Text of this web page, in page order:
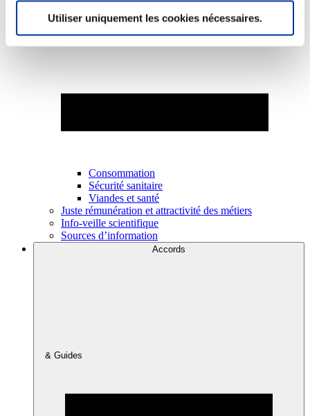
Utiliser uniquement les cookies nécessaires.
Consommation
Sécurité sanitaire
Viandes et santé
Juste rémunération et attractivité des métiers
Info-veille scientifique
Sources d’information
Accords
& Guides